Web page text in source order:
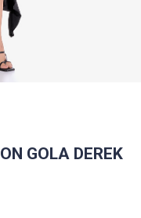
GOLA DEREK